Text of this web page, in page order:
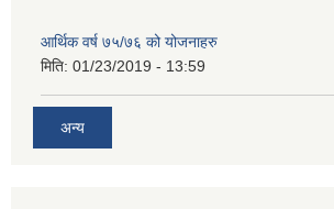
आर्थिक वर्ष ७५/७६ को योजनाहरु
मिति: 01/23/2019 - 13:59
अन्य